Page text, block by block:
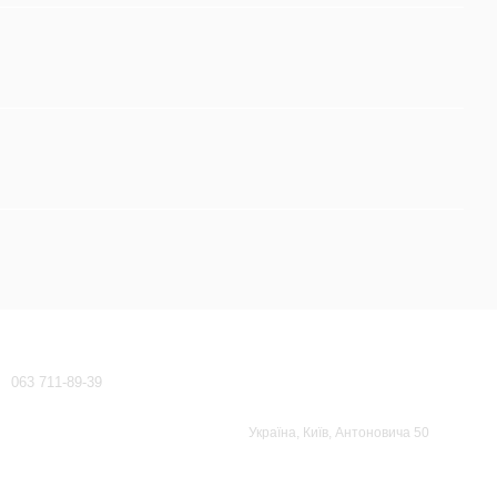
063 711-89-39
Україна, Київ, Антоновича 50